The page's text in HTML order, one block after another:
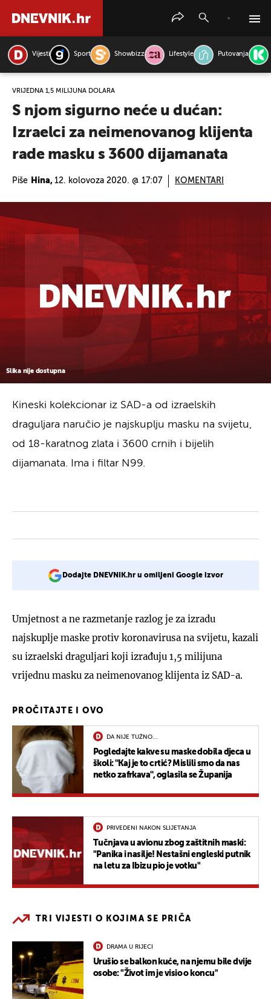
Vijesti Sport Showbizz Lifestyle Putovanja
VRIJEDNA 1,5 MILIJUNA DOLARA
S njom sigurno neće u dućan:
Izraelci za neimenovanog klijenta
rade masku s 3600 dijamanata
Piše Hina, 12. kolovoza 2020. @ 17:07 KOMENTARI
Slika nije dostupna
Kineski kolekcionar iz SAD-a od izraelskih
draguljara naručio je najskuplju masku na svijetu,
od 18-karatnog zlata i 3600 crnih i bijelih
dijamanata. Ima i filtar N99.
Dodajte DNEVNIK.hr u omiljeni Google izvor
Umjetnost a ne razmetanje razlog je za izradu
najskuplje maske protiv koronavirusa na svijetu, kazali
su izraelski draguljari koji izrađuju 1,5 milijuna
vrijednu masku za neimenovanog klijenta iz SAD-a.
PROČITAJTE I OVO
DA NIJE TUŽNO...
Pogledajte kakve su maske dobila djeca u
školi: ''Kaj je to crtić? Mislili smo da nas
netko zafrkava'', oglasila se Županija
PRIVEDENI NAKON SLIJETANJA
Tučnjava u avionu zbog zaštitnih maski:
"Panika i nasilje! Nestašni engleski putnik
na letu za Ibizu pio je votku"
TRI VIJESTI O KOJIMA SE PRIČA
DRAMA U RIJECI
Urušio se balkon kuće, na njemu bile dvije
osobe: "Život im je visio o koncu"
PRETRAŽITE VIJESTI